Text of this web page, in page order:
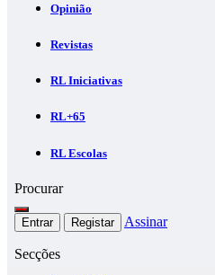
Opinião
Revistas
RL Iniciativas
RL+65
RL Escolas
Procurar
Entrar Registar Assinar
Secções